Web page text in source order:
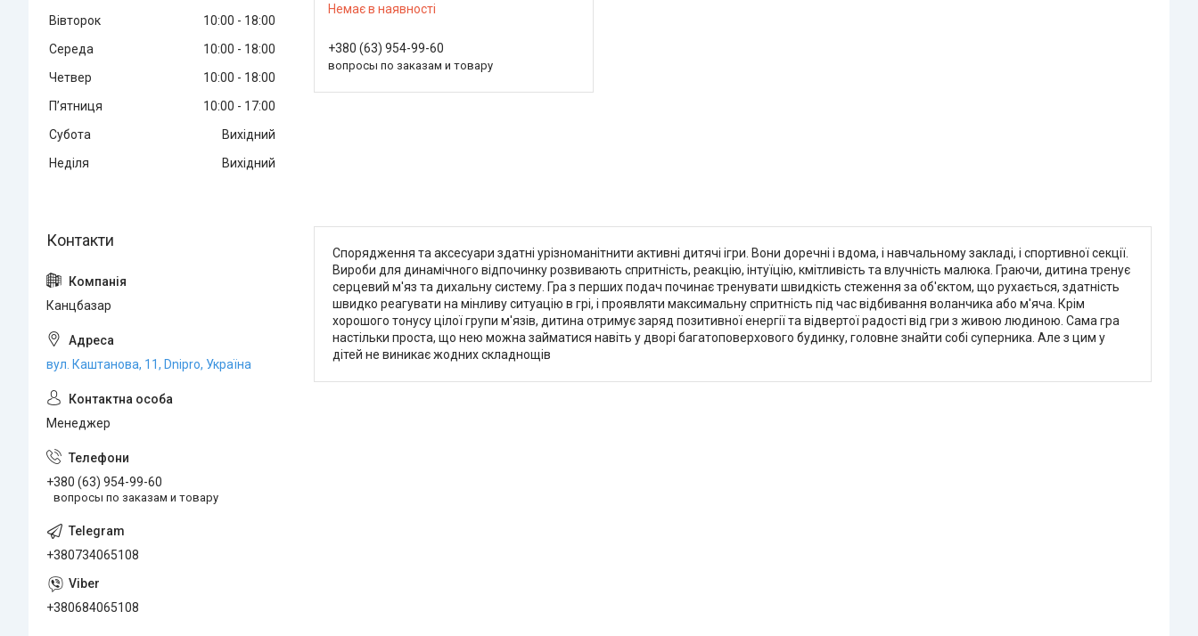
Немає в наявності
+380 (63) 954-99-60
вопросы по заказам и товару
Спорядження та аксесуари здатні урізноманітнити активні дитячі ігри. Вони доречні і вдома, і навчальному закладі, і спортивної секції.
Вироби для динамічного відпочинку розвивають спритність, реакцію, інтуїцію, кмітливість та влучність малюка. Граючи, дитина тренує
серцевий м'яз та дихальну систему. Гра з перших подач починає тренувати швидкість стеження за об'єктом, що рухається, здатність
швидко реагувати на мінливу ситуацію в грі, і проявляти максимальну спритність під час відбивання воланчика або м'яча. Крім
хорошого тонусу цілої групи м'язів, дитина отримує заряд позитивної енергії та відвертої радості від гри з живою людиною. Сама гра
настільки проста, що нею можна займатися навіть у дворі багатоповерхового будинку, головне знайти собі суперника. Але з цим у
дітей не виникає жодних складнощів
Вівторок
10:00
18:00
Середа
10:00
18:00
Четвер
10:00
18:00
Пʼятниця
10:00
17:00
Субота
Вихідний
Неділя
Вихідний
Канцбазар
вул. Каштанова, 11, Dnipro, Україна
Менеджер
+380 (63) 954-99-60
вопросы по заказам и товару
+380734065108
+380684065108